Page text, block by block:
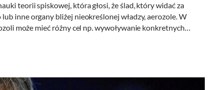
teorii spiskowej, która głosi, że ślad, który widać za
inne organy bliżej nieokreślonej władzy, aerozole. W
może mieć różny cel np. wywoływanie konkretnych…